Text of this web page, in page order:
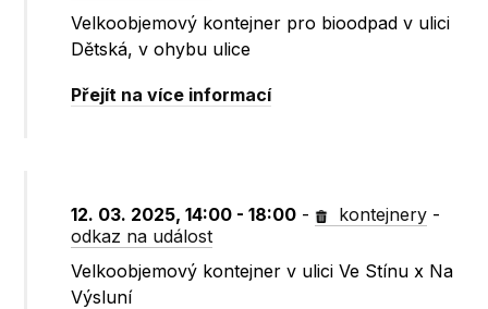
Velkoobjemový kontejner pro bioodpad v ulici
Dětská, v ohybu ulice
Přejít na více informací
12. 03. 2025, 14:00 - 18:00 - kontejnery -
odkaz na událost
Velkoobjemový kontejner v ulici Ve Stínu x Na
Výsluní